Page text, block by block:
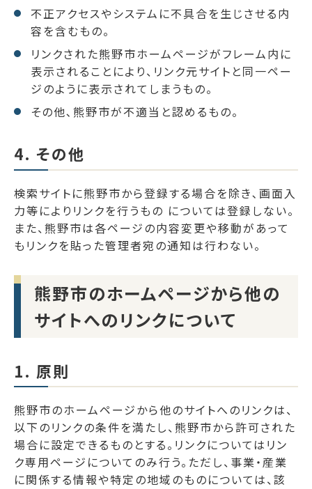
不正アクセスやシステムに不具合を生じさせる内
容を含むもの。
リンクされた熊野市ホームページがフレーム内に
表示されることにより、リンク元サイトと同一ペー
ジのように表示されてしまうもの。
その他､熊野市が不適当と認めるもの。
4. その他
検索サイトに熊野市から登録する場合を除き､画面入
力等によりリンクを行うもの については登録しない。
また、熊野市は各ページの内容変更や移動があって
もリンクを貼った管理者宛の通知は行わない。
熊野市のホームページから他の
サイトへのリンクについて
1. 原則
熊野市のホームページから他のサイトへのリンクは、
以下のリンクの条件を満たし、熊野市から許可された
場合に設定できるものとする。リンクについてはリン
ク専用ページについてのみ行う。ただし、事業・産業
に関係する情報や特定の地域のものについては、該